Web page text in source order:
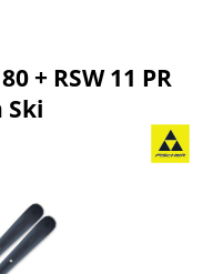
+ RSW 11 PR
Ski